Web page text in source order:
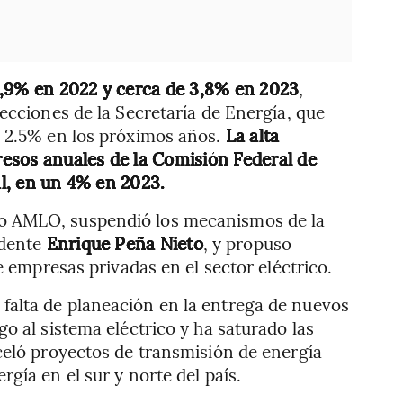
en 2022 y cerca de 3,8% en 2023,
de la Secretaría de Energía, que
en los próximos años. La alta
anuales de la Comisión Federal de
en un 4% en 2023.
suspendió los mecanismos de la
Enrique Peña Nieto, y propuso
privadas en el sector eléctrico.
de planeación en la entrega de nuevos
al sistema eléctrico y ha saturado las
proyectos de transmisión de energía
en el sur y norte del país.